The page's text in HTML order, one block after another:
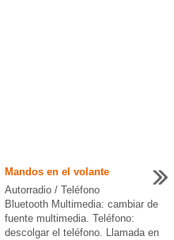
Mandos en el volante
Autorradio / Teléfono
Bluetooth Multimedia: cambiar de
fuente multimedia. Teléfono:
descolgar el teléfono. Llamada en